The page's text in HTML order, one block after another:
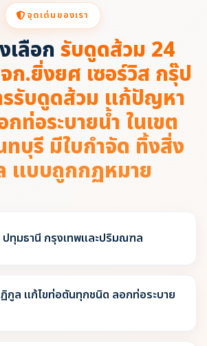
จุดเด่นของเรา
เลือกรับดูดส้วม 24
ก.ยิ่งยศ เซอร์วิส กรุ๊ป
รรับดูดส้วม แก้ปัญหา
ท่อระบายน้ำ ในเขต
บุรี มีใบกำจัด ทิ้งสิ่ง
แบบถูกกฏหมาย
ทุมธานี กรุงเทพและปริมณฑล
กูล แก้ไขท่อตันทุกชนิด ลอกท่อระบาย